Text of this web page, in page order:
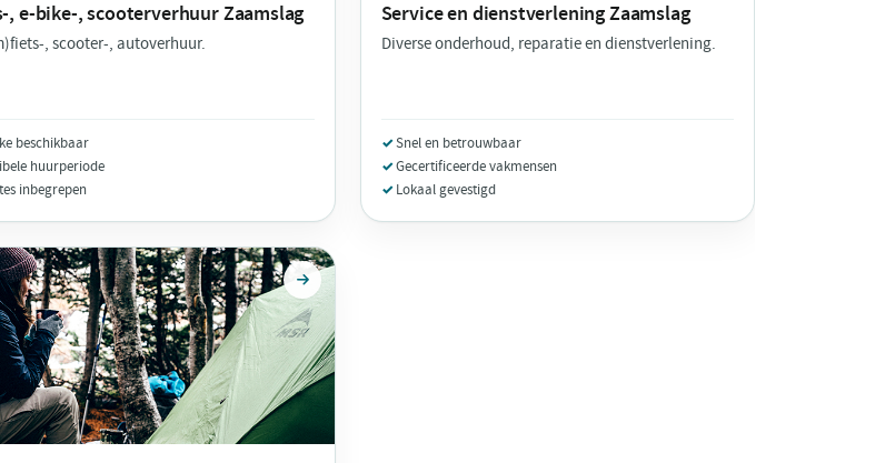
, e-bike-, scooterverhuurZaamslag
, scooter-, autoverhuur.
beschikbaar
huurperiode
inbegrepen
Service en dienstverleningZaamslag
Diverse onderhoud, reparatie en dienstverlening.
Snel en betrouwbaar
Gecertificeerde vakmensen
Lokaal gevestigd